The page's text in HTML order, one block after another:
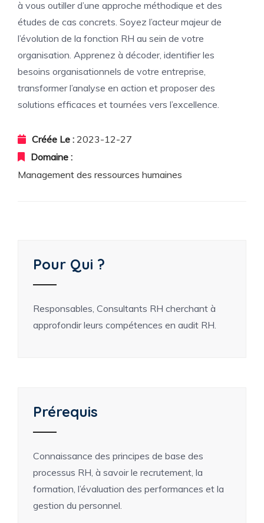
à vous outiller d’une approche méthodique et des
études de cas concrets. Soyez l’acteur majeur de
l’évolution de la fonction RH au sein de votre
organisation. Apprenez à décoder, identifier les
besoins organisationnels de votre entreprise,
transformer l’analyse en action et proposer des
solutions efficaces et tournées vers l’excellence.
Créée Le : 2023-12-27
Domaine :
Management des ressources humaines
Pour Qui ?
Responsables, Consultants RH cherchant à
approfondir leurs compétences en audit RH.
Prérequis
Connaissance des principes de base des
processus RH, à savoir le recrutement, la
formation, l’évaluation des performances et la
gestion du personnel.